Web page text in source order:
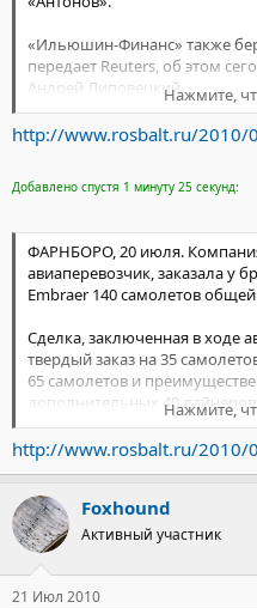
«Ильюшин-Финанс» также
передает Reuters, об этом
Андрей Липовецкий.
Конечным покупателем 10
станет московская
заказчикам, в том числе
По его словам, стоимость
Ан-158 — модификация
удлиненным фюзеляжем,
Superjet-100, вмещающему
Нажмите,
http://www.rosbalt.ru/2010/
Добавлено спустя 1 минуту 25 секунд:
ФАРНБОРО, 20 июля.
авиаперевозчик, заказала у
Embraer 140 самолетов
Сделка, заключенная в ходе
твердый заказ на 35
65 самолетов и
дополнительных 40
бриатснкая компания
твердый заказ бразильцы
сообщает Lenta.ru.
Семейство узкофюзеляжных
E-Jet, в которое входит и E-
российскому самолету Sukhoi
100», который, в отличие от
не поставляется потребителям.
Нажмите,
http://www.rosbalt.ru/2010/
Foxhound
Активный участник
21 Июл 2010